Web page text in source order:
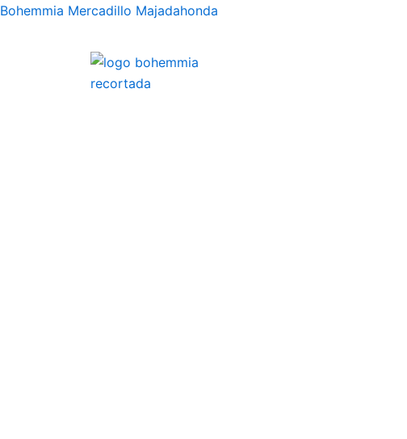
Ir
Bohemmia Mercadillo Majadahonda